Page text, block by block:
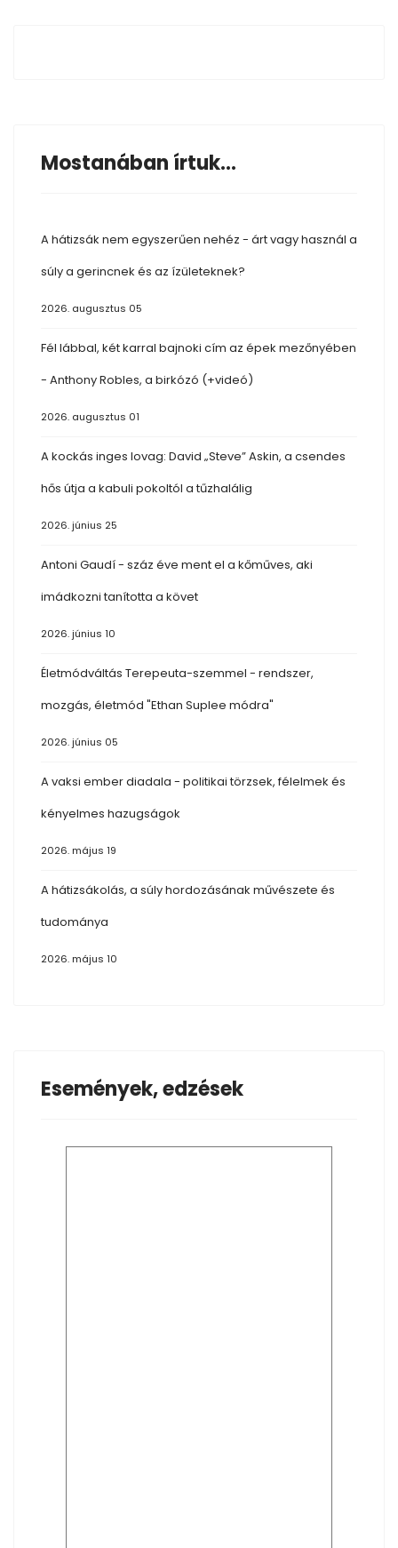
Mostanában írtuk...
A hátizsák nem egyszerűen nehéz - árt vagy használ a
súly a gerincnek és az ízületeknek?
2026. augusztus 05
Fél lábbal, két karral bajnoki cím az épek mezőnyében
- Anthony Robles, a birkózó (+videó)
2026. augusztus 01
A kockás inges lovag: David „Steve” Askin, a csendes
hős útja a kabuli pokoltól a tűzhalálig
2026. június 25
Antoni Gaudí - száz éve ment el a kőműves, aki
imádkozni tanította a követ
2026. június 10
Életmódváltás Terepeuta-szemmel - rendszer,
mozgás, életmód "Ethan Suplee módra"
2026. június 05
A vaksi ember diadala - politikai törzsek, félelmek és
kényelmes hazugságok
2026. május 19
A hátizsákolás, a súly hordozásának művészete és
tudománya
2026. május 10
Események, edzések